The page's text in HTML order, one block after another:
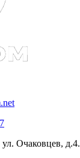
Очаковцев, д.4.